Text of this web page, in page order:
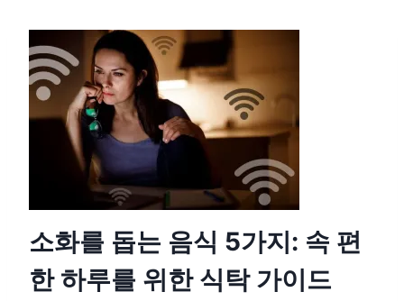
소화를 돕는 음식 5가지: 속 편
한 하루를 위한 식탁 가이드